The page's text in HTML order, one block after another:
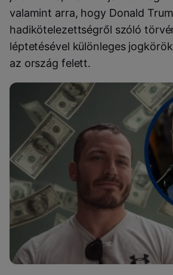
valamint arra, hogy Donald
hadikötelezettségről szóló
léptetésével különleges
az ország felett.